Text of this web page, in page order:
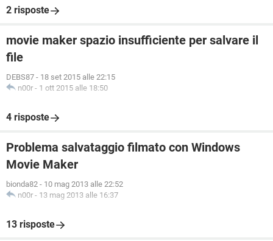
2 risposte
movie maker spazio insufficiente per salvare il
file
DEBS87 - 18 set 2015 alle 22:15
n00r - 1 ott 2015 alle 18:50
4 risposte
Problema salvataggio filmato con Windows
Movie Maker
bionda82 - 10 mag 2013 alle 22:52
n00r - 13 mag 2013 alle 16:37
13 risposte